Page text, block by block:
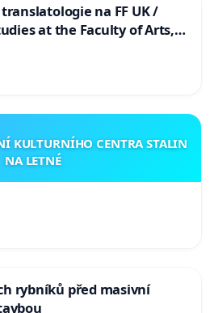
na FF UK /
at the Faculty of Arts,
KULTURNÍHO CENTRA STALIN
NA LETNÉ
rybníků před masivní